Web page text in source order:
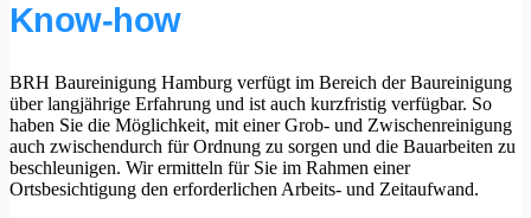
Know-how
BRH Baureinigung Hamburg verfügt im Bereich der Baureinigung
über langjährige Erfahrung und ist auch kurzfristig verfügbar. So
haben Sie die Möglichkeit, mit einer Grob- und Zwischenreinigung
auch zwischendurch für Ordnung zu sorgen und die Bauarbeiten zu
beschleunigen. Wir ermitteln für Sie im Rahmen einer
Ortsbesichtigung den erforderlichen Arbeits- und Zeitaufwand.